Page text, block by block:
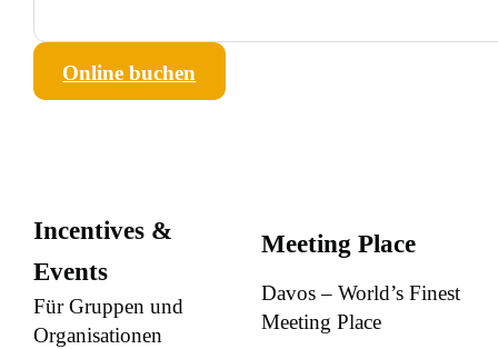
Online buchen
Incentives &
Events
Für Gruppen und
Organisationen
Meeting Place
Davos – World’s Finest
Meeting Place